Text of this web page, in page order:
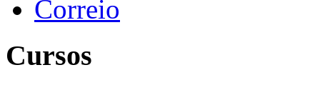
Correio
Cursos